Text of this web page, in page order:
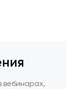
вебинарах,